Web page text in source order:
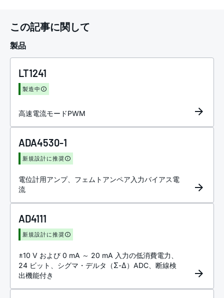
この記事に関して
製品
LT1241
製造中
高速電流モードPWM
ADA4530-1
新規設計に推奨
電位計用アンプ、フェムトアンペア入力バイアス電
流
AD4111
新規設計に推奨
±10 V および 0 mA ～ 20 mA 入力の低消費電力、
24 ビット、シグマ・デルタ（Σ-Δ）ADC、断線検
出機能付き